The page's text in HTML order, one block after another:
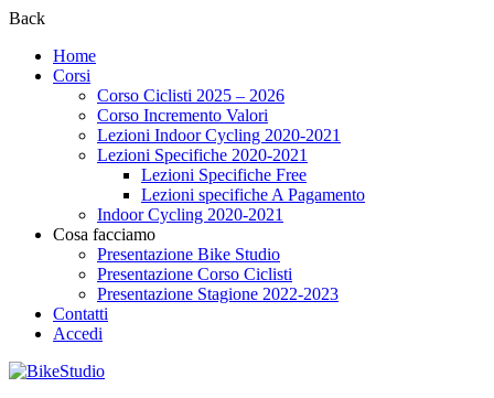
Back
Home
Corsi
Corso Ciclisti 2025 – 2026
Corso Incremento Valori
Lezioni Indoor Cycling 2020-2021
Lezioni Specifiche 2020-2021
Lezioni Specifiche Free
Lezioni specifiche A Pagamento
Indoor Cycling 2020-2021
Cosa facciamo
Presentazione Bike Studio
Presentazione Corso Ciclisti
Presentazione Stagione 2022-2023
Contatti
Accedi